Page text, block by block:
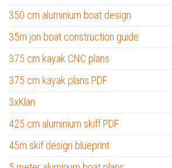
350 cm aluminium boat design
35m jon boat construction guide
375 cm kayak CNC plans
375 cm kayak plans PDF
3xKlan
425 cm aluminium skiff PDF
45m skif design blueprint